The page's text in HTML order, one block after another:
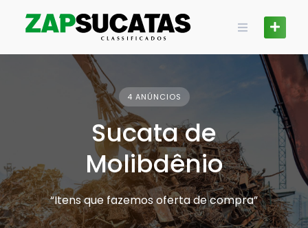
4 ANÚNCIOS
Sucata de
Molibdênio
“Itens que fazemos oferta de compra”